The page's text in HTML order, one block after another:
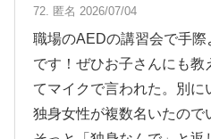
72. 匿名 2026/07/04
職場のAEDの講習会で手
です！ぜひお子さんにも教
てマイクで言われた。別
独身女性が複数名いたので